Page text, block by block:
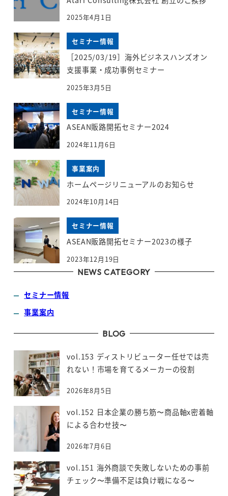
2025年4月1日
セミナー情報
［2025/03/19］海外ビジネスハンズオン
支援事業・成功事例セミナー
2025年3月5日
セミナー情報
ASEAN販路開拓セミナー2024
2024年11月6日
事業案内
ホームページリニューアルのお知らせ
2024年10月14日
セミナー情報
ASEAN販路開拓セミナー2023の様子
2023年12月19日
NEWS CATEGORY
セミナー情報
事業案内
BLOG
vol.153 ディストリビューター任せでは売
れない！市場を育てるメーカーの役割
2026年8月5日
vol.152 日本企業の勝ち筋〜商品軸x密着軸
による合わせ技〜
2026年7月6日
vol.151 海外商談で失敗しないための事前
チェック〜準備不足は負け戦になる〜